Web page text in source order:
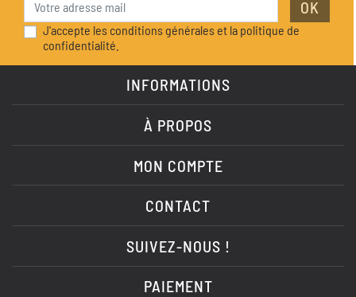
OK
J'accepte les conditions générales et la politique de
confidentialité.
INFORMATIONS
À PROPOS
MON COMPTE
CONTACT
SUIVEZ-NOUS !
PAIEMENT